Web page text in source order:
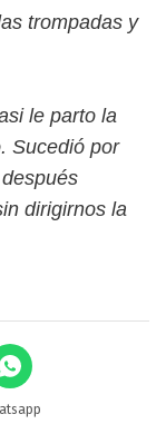
trompadas y
le parto la
Sucedió por
dirigirnos la